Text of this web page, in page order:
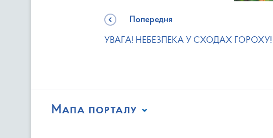
Попередня
УВАГА! НЕБЕЗПЕКА У СХОДАХ ГОРОХУ!
Мапа порталу